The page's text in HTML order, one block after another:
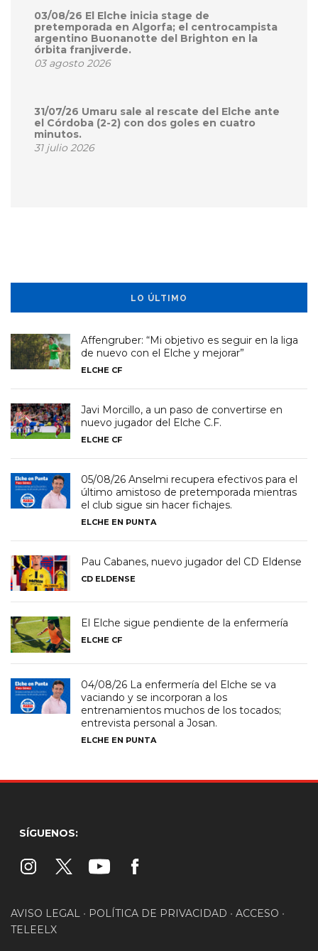
03/08/26 El Elche inicia stage de
pretemporada en Algorfa; el centrocampista
argentino Buonanotte del Brighton en la
órbita franjiverde.
03 agosto 2026
31/07/26 Umaru sale al rescate del Elche ante
el Córdoba (2-2) con dos goles en cuatro
minutos.
31 julio 2026
LO ÚLTIMO
Affengruber: “Mi objetivo es seguir en la liga
de nuevo con el Elche y mejorar”
ELCHE CF
Javi Morcillo, a un paso de convertirse en
nuevo jugador del Elche C.F.
ELCHE CF
05/08/26 Anselmi recupera efectivos para el
último amistoso de pretemporada mientras
el club sigue sin hacer fichajes.
ELCHE EN PUNTA
Pau Cabanes, nuevo jugador del CD Eldense
CD ELDENSE
El Elche sigue pendiente de la enfermería
ELCHE CF
04/08/26 La enfermería del Elche se va
vaciando y se incorporan a los
entrenamientos muchos de los tocados;
entrevista personal a Josan.
ELCHE EN PUNTA
SÍGUENOS:
AVISO LEGAL • POLÍTICA DE PRIVACIDAD • ACCESO •
TELEELX